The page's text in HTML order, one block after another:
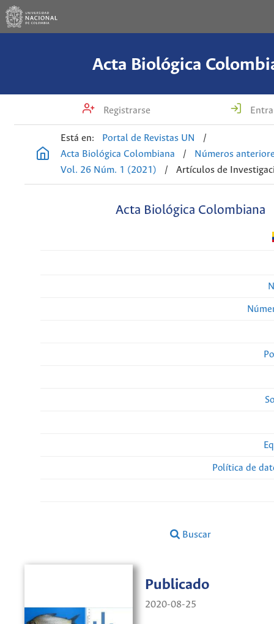
Acta Biológica
Registrarse
Está en: Portal de Revistas UN
/
Acta Biológica Colombiana
/
Números
Vol. 26 Núm. 1 (2021)
/ Artículos de
Acta Biológica Colombiana
Política de
Buscar
Publicado
2020-08-25